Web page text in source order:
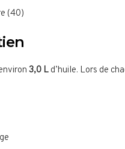
(40)
3,0 L d’huile. Lors de